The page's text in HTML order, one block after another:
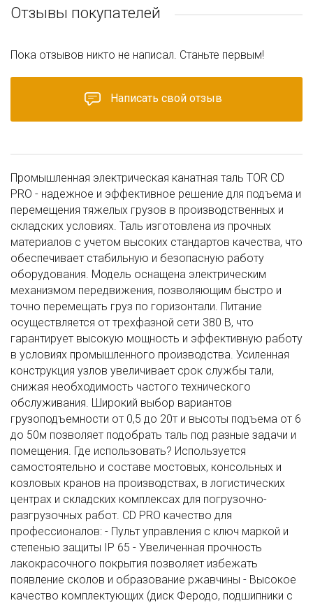
Отзывы покупателей
Написать свой отзыв
Пока отзывов никто не написал. Станьте первым!
Промышленная электрическая канатная таль TOR CD
PRO - надежное и эффективное решение для подъема и
перемещения тяжелых грузов в производственных и
складских условиях. Таль изготовлена из прочных
материалов с учетом высоких стандартов качества, что
обеспечивает стабильную и безопасную работу
оборудования. Модель оснащена электрическим
механизмом передвижения, позволяющим быстро и
точно перемещать груз по горизонтали. Питание
осуществляется от трехфазной сети 380 В, что
гарантирует высокую мощность и эффективную работу
в условиях промышленного производства. Усиленная
конструкция узлов увеличивает срок службы тали,
снижая необходимость частого технического
обслуживания. Широкий выбор вариантов
грузоподъемности от 0,5 до 20т и высоты подъема от 6
до 50м позволяет подобрать таль под разные задачи и
помещения. Где использовать? Используется
самостоятельно и составе мостовых, консольных и
козловых кранов на производствах, в логистических
центрах и складских комплексах для погрузочно-
разгрузочных работ. CD PRO качество для
профессионалов: - Пульт управления с ключ маркой и
степенью защиты IP 65 - Увеличенная прочность
лакокрасочного покрытия позволяет избежать
появление сколов и образование ржавчины - Высокое
качество комплектующих (диск Феродо, подшипники с